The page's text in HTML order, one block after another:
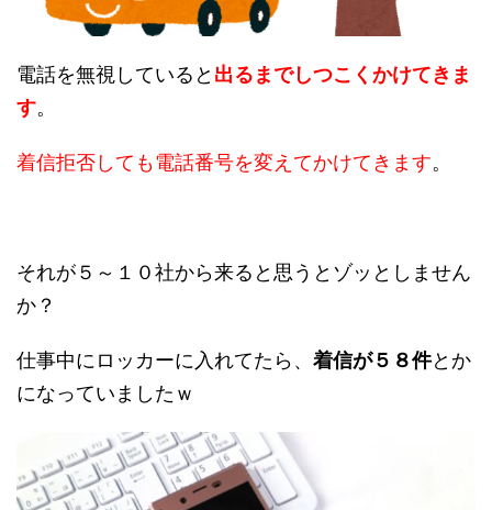
電話を無視していると 出るまでしつこくかけてきま
す。
着信拒否しても電話番号を変えてかけてきます。
それが５～１０社から来ると思うとゾッとしません
か？
仕事中にロッカーに入れてたら、 着信が５８件とか
になっていましたｗ